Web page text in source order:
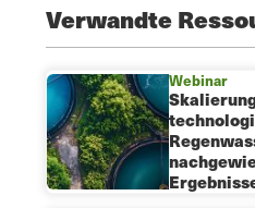
Verwandte
Webinar